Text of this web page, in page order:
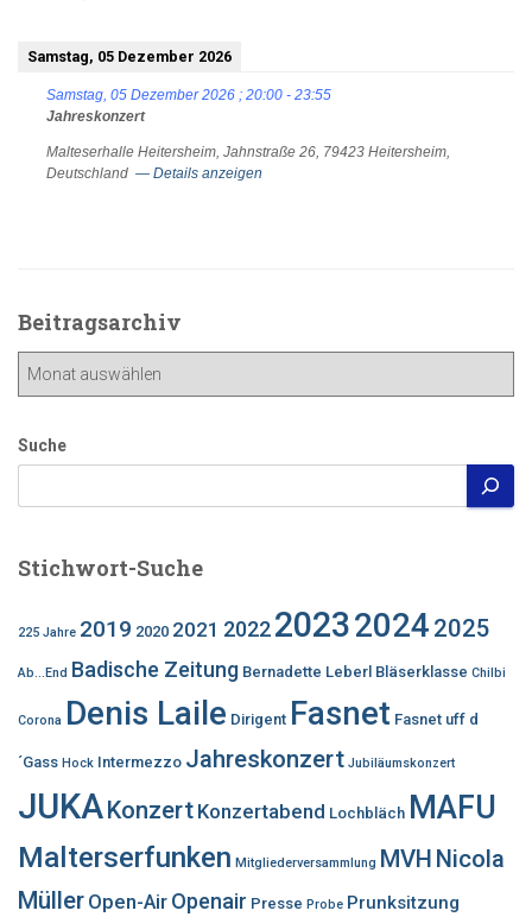
Samstag, 05 Dezember 2026
Samstag, 05 Dezember 2026 ; 20:00 - 23:55
Jahreskonzert
Malteserhalle Heitersheim, Jahnstraße 26, 79423 Heitersheim,
Deutschland — Details anzeigen
Beitragsarchiv
Beitragsarchiv
Suche
Stichwort-Suche
225 Jahre 2019 2020 2021 202220232024 2025
Ab...End Badische Zeitung Bernadette Leberl Bläserklasse Chilbi
Corona Denis Laile Dirigent Fasnet Fasnet uff d
´Gass Hock Intermezzo Jahreskonzert Jubiläumskonzert
JUKA Konzert Konzertabend Lochbläch MAFU
Malterserfunken Mitgliederversammlung MVH Nicola
Müller Open-Air Openair Presse Probe Prunksitzung